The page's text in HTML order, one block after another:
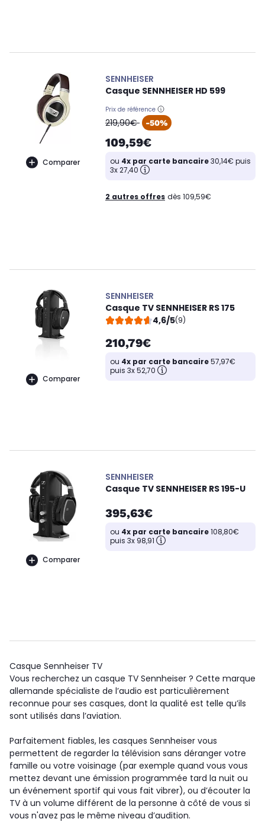
Comparer
SENNHEISER
Casque SENNHEISER HD 599
Prix de référence
oldPrice
219,90€ -50%
109,59€
ou 4x par carte bancaire30,14€ puis
3x 27,40
2 autres offres dès 109,59€
Comparer
SENNHEISER
Casque TV SENNHEISER RS 175
4,6/5(9)
210,79€
ou 4x par carte bancaire57,97€
puis 3x 52,70
Comparer
SENNHEISER
Casque TV SENNHEISER RS 195-U
395,63€
ou 4x par carte bancaire108,80€
puis 3x 98,91
Casque Sennheiser TV
Vous recherchez un casque TV Sennheiser ? Cette marque
allemande spécialiste de l’audio est particulièrement
reconnue pour ses casques, dont la qualité est telle qu’ils
sont utilisés dans l’aviation.
Parfaitement fiables, les casques Sennheiser vous
permettent de regarder la télévision sans déranger votre
famille ou votre voisinage (par exemple quand vous vous
mettez devant une émission programmée tard la nuit ou
un événement sportif qui vous fait vibrer), ou d’écouter la
TV à un volume différent de la personne à côté de vous si
vous n'avez pas le même niveau d’audition.